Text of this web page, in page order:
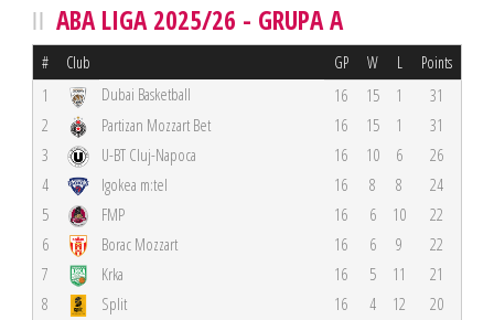
ABA LIGA 2025/26 - GRUPA A
# Club GP W L Points
1 Dubai Basketball 16 15 1
31
2
Partizan Mozzart Bet 16 15 1
31
3
U-BT Cluj-Napoca 16 10 6
26
4
Igokea m:tel 16 8 8
24
5
FMP 16 6 10
22
6
Borac Mozzart 16 6 9
22
7
Krka 16 5 11
21
8
Split 16 4 12
20